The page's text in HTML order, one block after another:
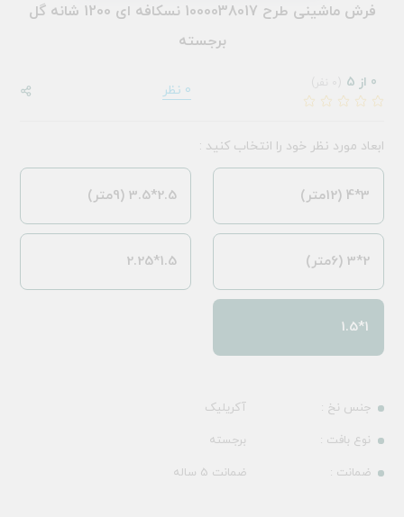
فرش ماشینی طرح 1000038017 نسکافه ای 1200 شانه گل
برجسته
0 از 5 0 نظر
جنس نخ :
آکریلیک
نوع بافت :
برجسته
ضمانت :
ضمانت 5 ساله
ابعاد مورد نظر خود را انتخاب کنید :
3*4 (12متر) 2.5*3.5 (9متر)
2*3 (6متر) 1.5*2.25
1*1.5